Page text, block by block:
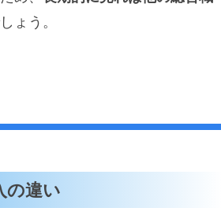
ょう。
の違い